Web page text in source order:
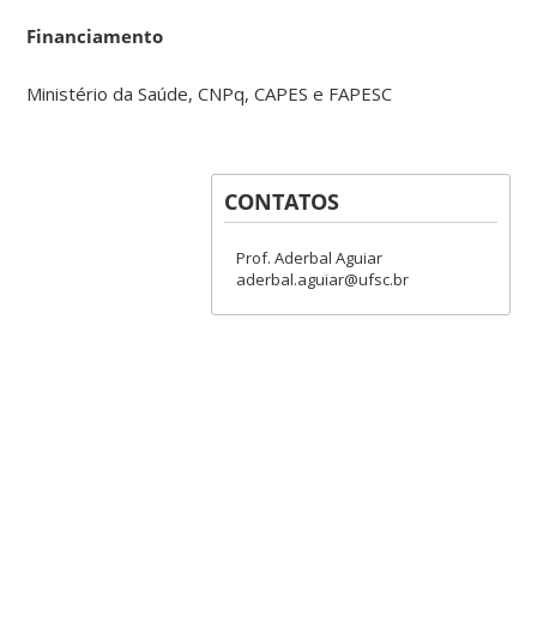
Financiamento
Ministério da Saúde, CNPq, CAPES e FAPESC
CONTATOS
Prof. Aderbal Aguiar
aderbal.aguiar@ufsc.br